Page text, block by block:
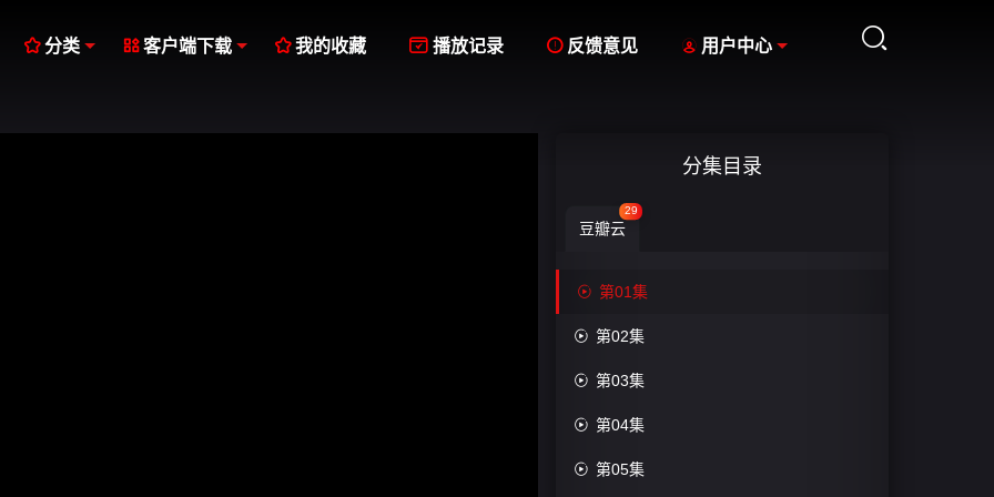

分类 客户端下载 我的收藏  播放记录  反馈意见  用户中心
分集目录
豆瓣云
29
 第01集
 第02集
 第03集
 第04集
 第05集